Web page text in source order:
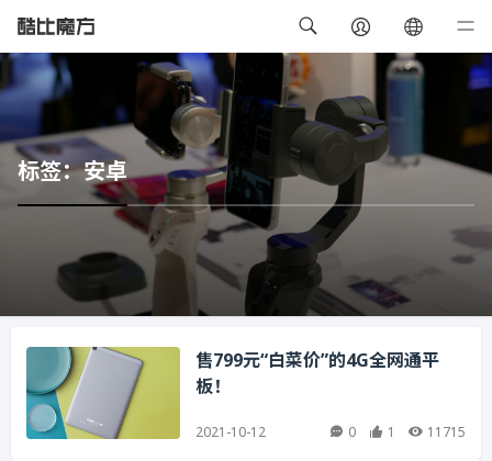
标签：安卓
售799元“白菜价”的4G全网通平
板！
2021-10-12 0 1 11715